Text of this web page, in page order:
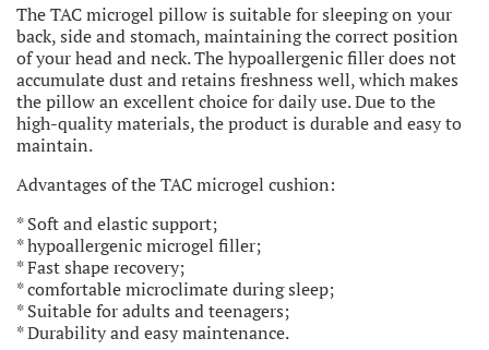
The TAC microgel pillow is suitable for sleeping on your
back, side and stomach, maintaining the correct position
of your head and neck. The hypoallergenic filler does not
accumulate dust and retains freshness well, which makes
the pillow an excellent choice for daily use. Due to the
high-quality materials, the product is durable and easy to
maintain.
Advantages of the TAC microgel cushion:
* Soft and elastic support;
* hypoallergenic microgel filler;
* Fast shape recovery;
* comfortable microclimate during sleep;
* Suitable for adults and teenagers;
* Durability and easy maintenance.